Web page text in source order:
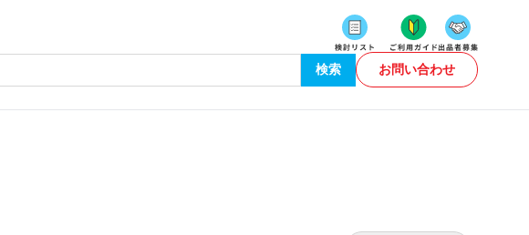
検索 お問い合わせ